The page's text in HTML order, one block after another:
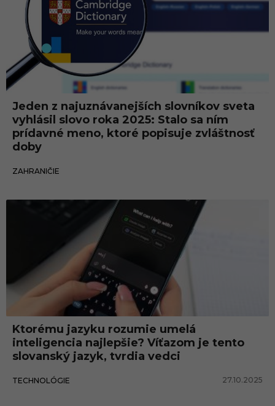
Jeden z najuznávanejších slovníkov sveta
vyhlásil slovo roka 2025: Stalo sa ním
prídavné meno, ktoré popisuje zvláštnosť
doby
ZAHRANIČIE
Ktorému jazyku rozumie umelá
inteligencia najlepšie? Víťazom je tento
slovanský jazyk, tvrdia vedci
TECHNOLÓGIE 27.10.2025